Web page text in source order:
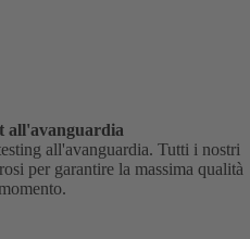
all'avanguardia
all'avanguardia. Tutti i nostri
per garantire la massima qualità